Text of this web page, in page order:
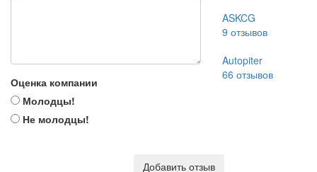
Оценка компании
Молодцы!
Не молодцы!
Добавить отзыв
ASKCG
9 отзывов
Autopiter
66 отзывов